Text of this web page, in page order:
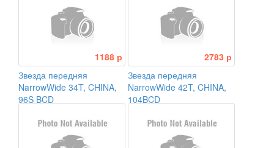
1188 р
Звезда передняя
NarrowWide 34T, CHINA,
96S BCD
2783 р
Звезда передняя
NarrowWide 42T, CHINA,
104BCD